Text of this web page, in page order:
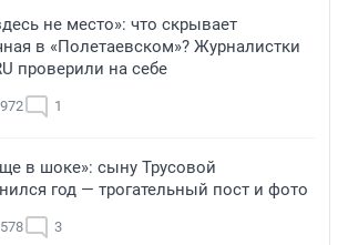
не место»: что скрывает
в «Полетаевском»? Журналистки
проверили на себе
1
в шоке»: сыну Трусовой
год — трогательный пост и фото
3